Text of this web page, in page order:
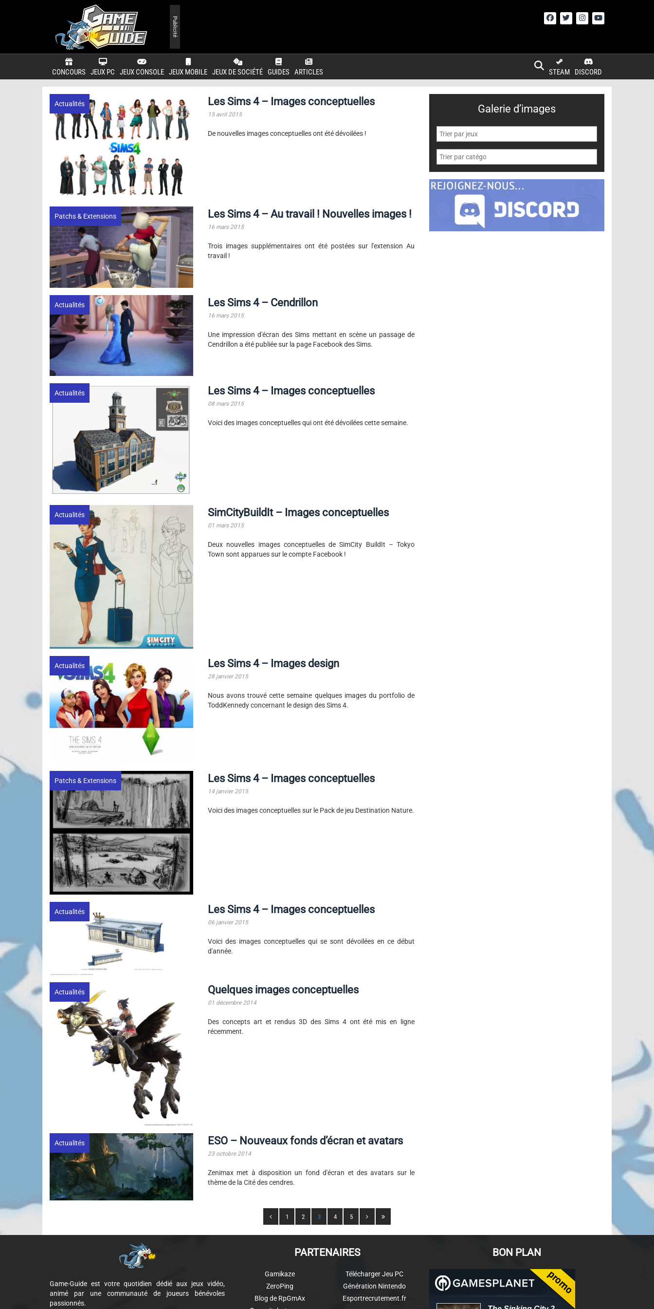
CONCOURS JEUX PC JEUX CONSOLE JEUX MOBILE JEUX DE SOCIÉTÉ GUIDES ARTICLES DISCORD
STEAM
Publicité
Actualités Les Sims 4 – Images conceptuelles
15 avril 2015
De nouvelles images conceptuelles ont été dévoilées !
Patchs & Extensions Les Sims 4 – Au travail ! Nouvelles images !
16 mars 2015
Trois images supplémentaires ont été postées sur l'extension Au
travail !
Actualités Les Sims 4 – Cendrillon
16 mars 2015
Une impression d'écran des Sims mettant en scène un passage de
Cendrillon a été publiée sur la page Facebook des Sims.
Actualités Les Sims 4 – Images conceptuelles
08 mars 2015
Voici des images conceptuelles qui ont été dévoilées cette semaine.
Actualités SimCityBuildIt – Images conceptuelles
01 mars 2015
Deux nouvelles images conceptuelles de SimCity BuildIt – Tokyo
Town sont apparues sur le compte Facebook !
Actualités Les Sims 4 – Images design
28 janvier 2015
Nous avons trouvé cette semaine quelques images du portfolio de
ToddKennedy concernant le design des Sims 4.
Patchs & Extensions Les Sims 4 – Images conceptuelles
14 janvier 2015
Voici des images conceptuelles sur le Pack de jeu Destination Nature.
Actualités Les Sims 4 – Images conceptuelles
06 janvier 2015
Voici des images conceptuelles qui se sont dévoilées en ce début
d'année.
Actualités Quelques images conceptuelles
01 décembre 2014
Des concepts art et rendus 3D des Sims 4 ont été mis en ligne
récemment.
Actualités ESO – Nouveaux fonds d’écran et avatars
23 octobre 2014
Zenimax met à disposition un fond d'écran et des avatars sur le
thème de la Cité des cendres.
Galerie d’images
1 2 3 4 5
Game-Guide est votre quotidien dédié aux jeux vidéo,
animé par une communauté de joueurs bénévoles
passionnés.
PARTENAIRES
Gamikaze
ZeroPing
Blog de RpGmAx
Télécharger Jeu PC
Génération Nintendo
Esportrecrutement.fr
BON PLAN